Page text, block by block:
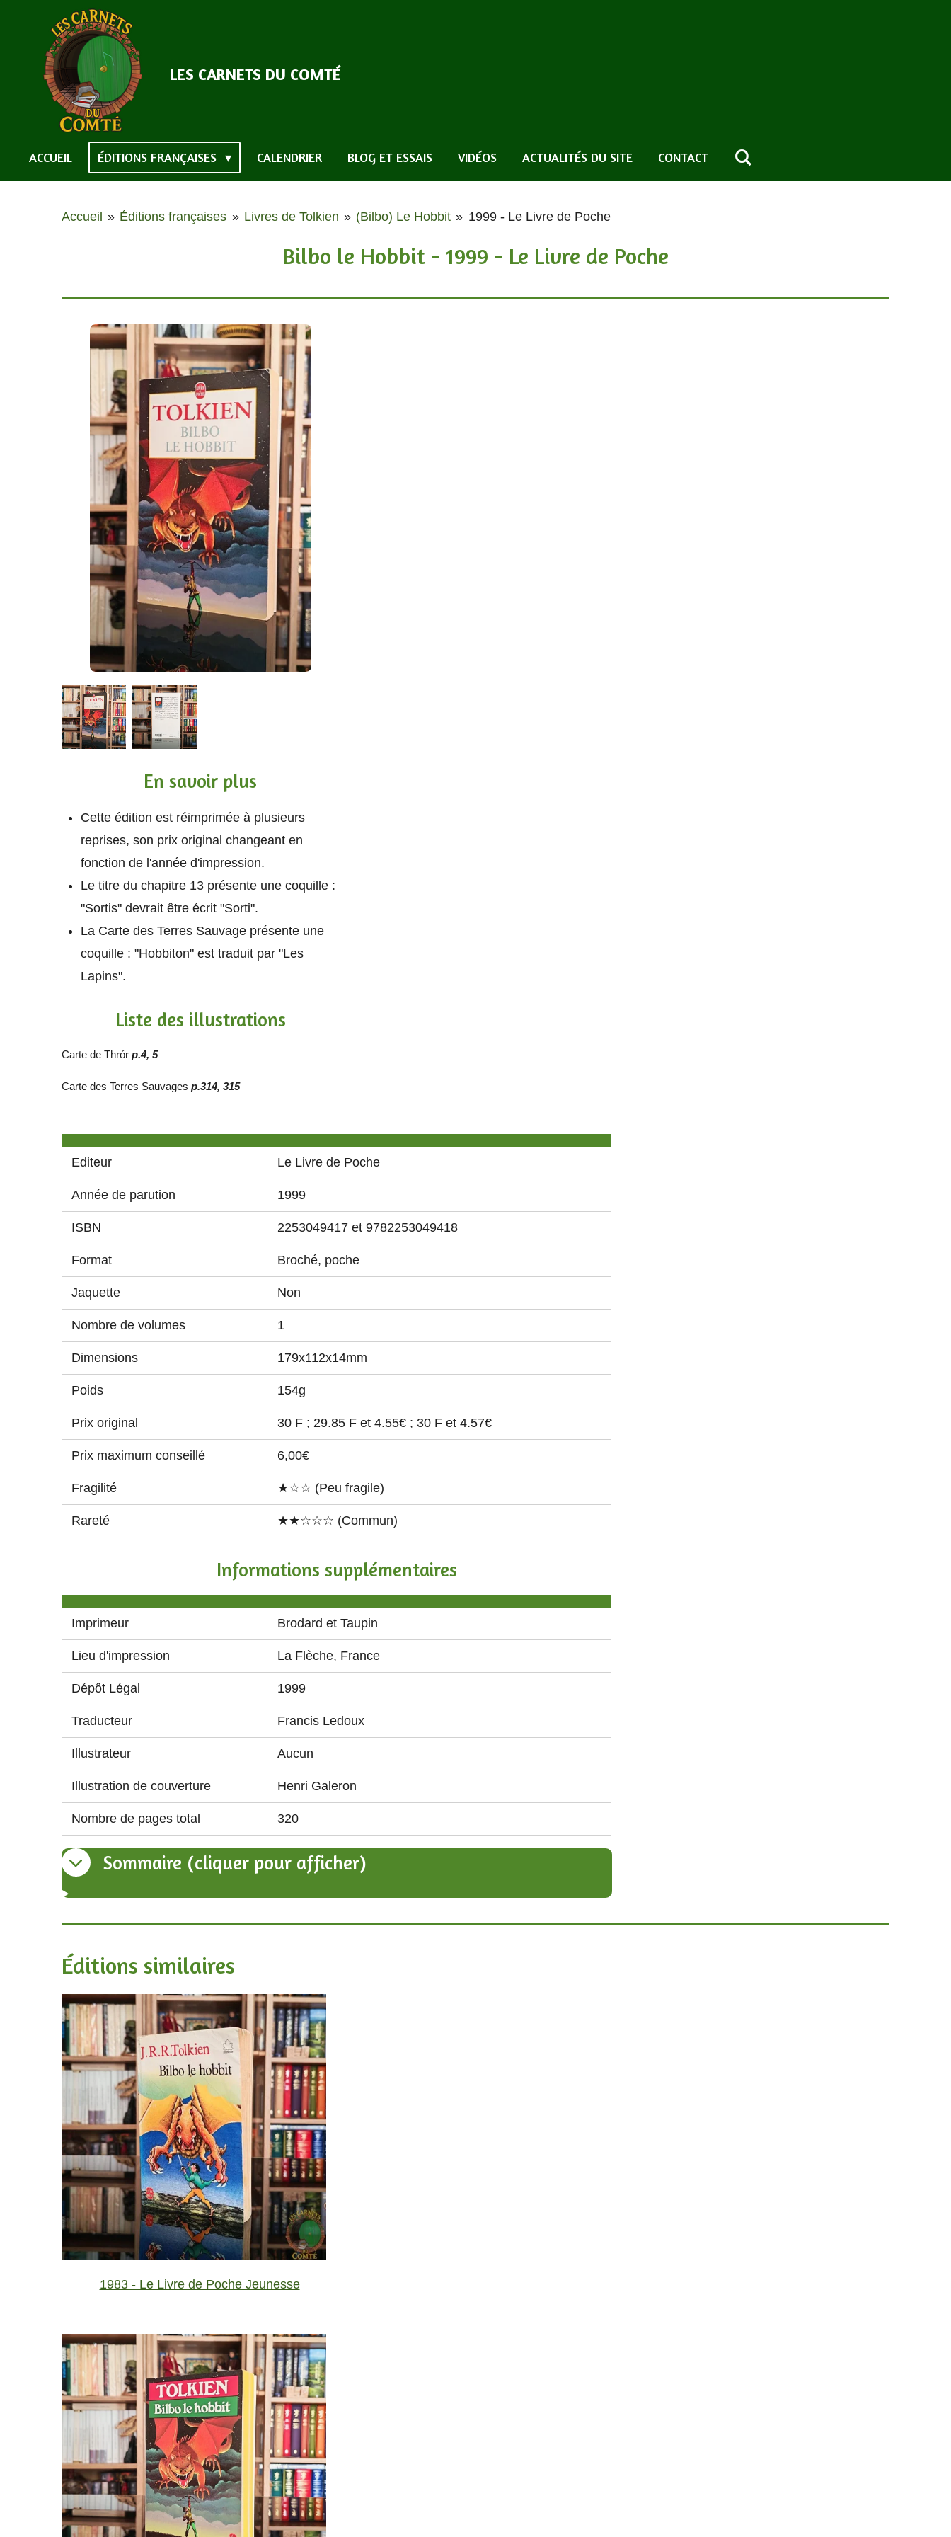
contenu
principal
LES CARNETS DU COMTÉ
ACCUEIL ÉDITIONS FRANÇAISES CALENDRIER BLOG ET ESSAIS VIDÉOS ACTUALITÉS DU SITE CONTACT
Accueil » Éditions françaises » Livres de Tolkien » (Bilbo) Le Hobbit » 1999 - Le Livre de Poche
Bilbo le Hobbit - 1999 - Le Livre de Poche
En savoir plus
Cette édition est réimprimée à plusieurs
reprises, son prix original changeant en
fonction de l'année d'impression.
Le titre du chapitre 13 présente une coquille :
"Sortis" devrait être écrit "Sorti".
La Carte des Terres Sauvage présente une
coquille : "Hobbiton" est traduit par "Les
Lapins".
Liste des illustrations
Carte de Thrór p.4, 5
Carte des Terres Sauvages p.314, 315
Editeur Le Livre de Poche
Année de parution 1999
ISBN 2253049417 et 9782253049418
Format Broché, poche
Jaquette Non
Nombre de volumes 1
Dimensions 179x112x14mm
Poids 154g
Prix original 30 F ; 29.85 F et 4.55€ ; 30 F et 4.57€
Prix maximum conseillé 6,00€
Fragilité ★☆☆ (Peu fragile)
Rareté ★★☆☆☆ (Commun)
Informations supplémentaires
Imprimeur Brodard et Taupin
Lieu d'impression La Flèche, France
Dépôt Légal 1999
Traducteur Francis Ledoux
Illustrateur Aucun
Illustration de couverture Henri Galeron
Nombre de pages total 320
Sommaire (cliquer pour afficher)
Éditions similaires
1983 - Le Livre de Poche Jeunesse